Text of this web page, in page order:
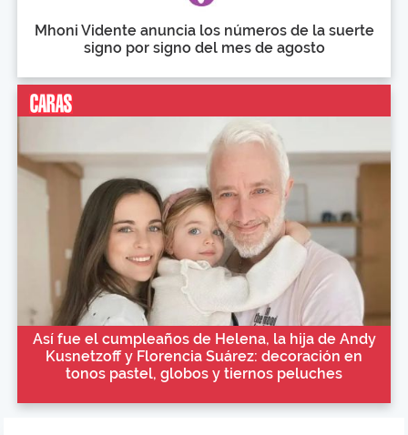
Mhoni Vidente anuncia los números de la suerte
signo por signo del mes de agosto
Así fue el cumpleaños de Helena, la hija de Andy
Kusnetzoff y Florencia Suárez: decoración en
tonos pastel, globos y tiernos peluches